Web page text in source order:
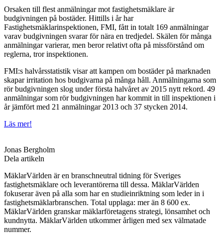
Orsaken till flest anmälningar mot fastighetsmäklare är
budgivningen på bostäder. Hittills i år har
Fastighetsmäklarinspektionen, FMI, fått in totalt 169 anmälningar
varav budgivningen svarar för nära en tredjedel. Skälen för många
anmälningar varierar, men beror relativt ofta på missförstånd om
reglerna, tror inspektionen.
FMI:s halvårsstatistik visar att kampen om bostäder på marknaden
skapar irritation hos budgivarna på många håll. Anmälningarna som
rör budgivningen slog under första halvåret av 2015 nytt rekord. 49
anmälningar som rör budgivningen har kommit in till inspektionen i
år jämfört med 21 anmälningar 2013 och 37 stycken 2014.
Läs mer!
Jonas Bergholm
Dela artikeln
MäklarVärlden är en branschneutral tidning för Sveriges
fastighetsmäklare och leverantörerna till dessa. MäklarVärlden
fokuserar även på alla som har en studieinriktning som leder in i
fastighetsmäklarbranschen. Total upplaga: mer än 8 600 ex.
MäklarVärlden granskar mäklarföretagens strategi, lönsamhet och
kundnytta. MäklarVärlden utkommer årligen med sex välmatade
nummer.